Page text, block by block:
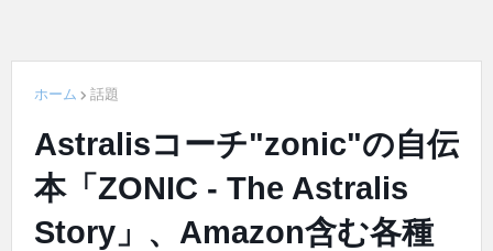
ホーム 話題
Astralisコーチ"zonic"の自伝
本「ZONIC - The Astralis
Story」、Amazon含む各種